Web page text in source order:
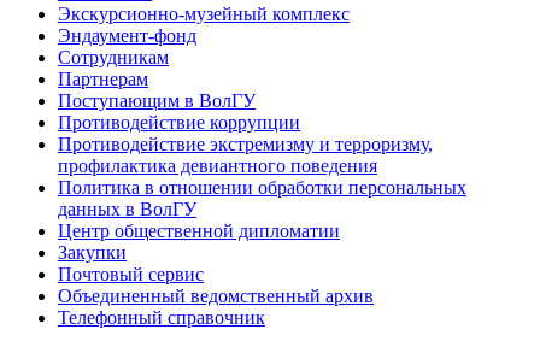
Экскурсионно-музейный комплекс
Эндаумент-фонд
Сотрудникам
Партнерам
Поступающим в ВолГУ
Противодействие коррупции
Противодействие экстремизму и терроризму,
профилактика девиантного поведения
Политика в отношении обработки персональных
данных в ВолГУ
Центр общественной дипломатии
Закупки
Почтовый сервис
Объединенный ведомственный архив
Телефонный справочник